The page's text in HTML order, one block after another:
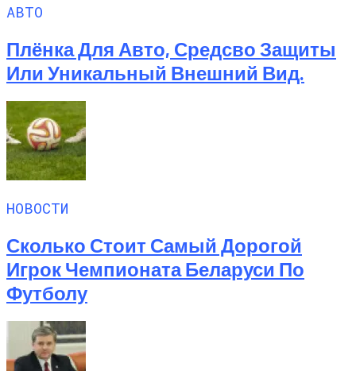
АВТО
Плёнка Для Авто, Средсво Защиты
Или Уникальный Внешний Вид.
НОВОСТИ
Сколько Стоит Самый Дорогой
Игрок Чемпионата Беларуси По
Футболу